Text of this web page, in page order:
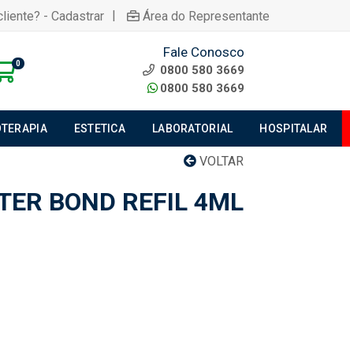
- Cadastrar | Área do Representante
0
Fale Conosco
0800 580 3669
0800 580 3669
ESTETICA LABORATORIAL HOSPITALAR
VOLTAR
BOND REFIL 4ML